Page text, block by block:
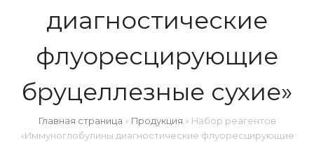
диагностические
флуоpесциpующие
бpуцеллезные сухие»
Главная страница » Продукция » Набор реагентов
«Иммуноглобулины диагностические флуоpесциpующие